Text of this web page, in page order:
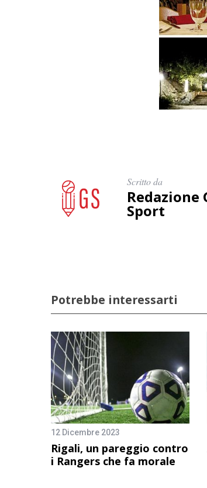
Scritto da
Redazione
Sport
Potrebbe interessarti
12 Dicembre 2023
Rigali, un pareggio contro
i Rangers che fa morale